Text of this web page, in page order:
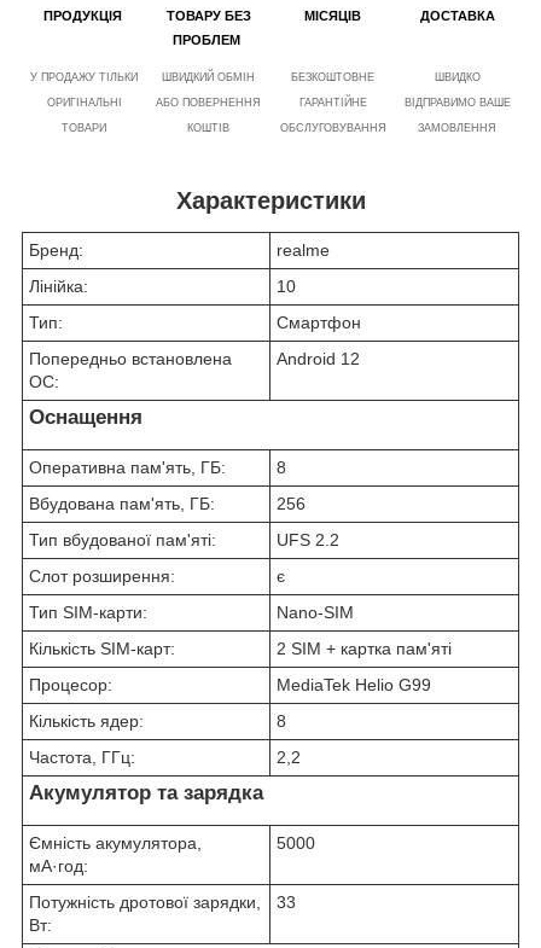
ПРОДУКЦІЯ
ТОВАРУ БЕЗ
ПРОБЛЕМ
МІСЯЦІВ
ДОСТАВКА
У ПРОДАЖУ ТІЛЬКИ
ОРИГІНАЛЬНІ
ТОВАРИ
ШВИДКИЙ ОБМІН
АБО ПОВЕРНЕННЯ
КОШТІВ
БЕЗКОШТОВНЕ
ГАРАНТІЙНЕ
ОБСЛУГОВУВАННЯ
ШВИДКО
ВІДПРАВИМО ВАШЕ
ЗАМОВЛЕННЯ
Характеристики
Бренд:
realme
Лінійка:
10
Тип:
Смартфон
Попередньо встановлена
ОС:
Android 12
Оснащення
Оперативна пам'ять, ГБ:
8
Вбудована пам'ять, ГБ:
256
Тип вбудованої пам'яті:
UFS 2.2
Слот розширення:
є
Тип SIM-карти:
Nano-SIM
Кількість SIM-карт:
2 SIM + картка пам'яті
Процесор:
MediaTek Helio G99
Кількість ядер:
8
Частота, ГГц:
2,2
Акумулятор та зарядка
Ємність акумулятора,
мА·год:
5000
Потужність дротової зарядки,
Вт:
33